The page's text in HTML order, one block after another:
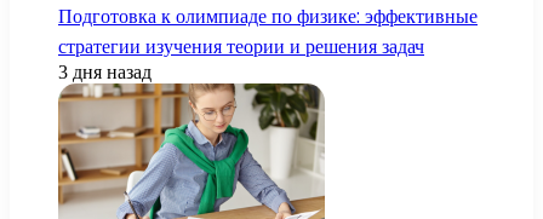
Подготовка к олимпиаде по физике: эффективные
стратегии изучения теории и решения задач
3 дня назад